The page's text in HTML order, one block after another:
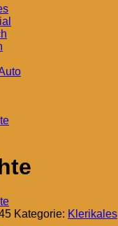
Kategorie: Klerikales